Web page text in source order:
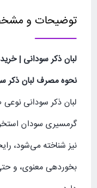
توضیحات و
لبان ذکر سودانی |
نحوه مصرف لبان ذکر
لبان ذکر سودانی
گرمسیری سودان
نیز شناخته می‌شود،
بخوردهی معنوی، و